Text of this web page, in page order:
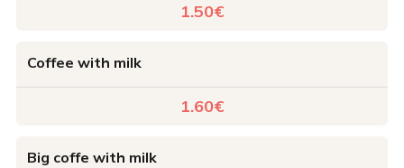
1.50€
Coffee with milk
1.60€
Big coffe with milk